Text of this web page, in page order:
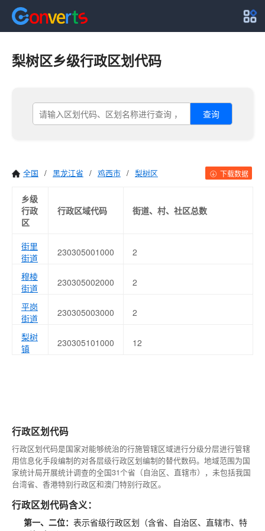
梨树区乡级行政区划代码
查询
全国 / 黑龙江省 / 鸡西市 / 梨树区 下载数据
乡级
行政
区
行政区域代码 街道、村、社区总数
街里
街道
230305001000 2
穆棱
街道
230305002000 2
平岗
街道
230305003000 2
梨树
镇
230305101000 12
行政区划代码
行政区划代码是国家对能够统治的行施管辖区域进行分级分层进行管辖
用信息化手段编制的对各层级行政区划编制的替代数码。地域范围为国
家统计局开展统计调查的全国31个省（自治区、直辖市），未包括我国
台湾省、香港特别行政区和澳门特别行政区。
行政区划代码含义：
第一、二位： 表示省级行政区划（含省、自治区、直辖市、特